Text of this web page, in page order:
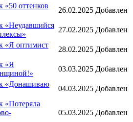
оттенков
26.02.2025 Добавлен
«Неудавшийся
27.02.2025 Добавлен
«Я оптимист
28.02.2025 Добавлен
«Я
03.03.2025 Добавлен
«Донашиваю
04.03.2025 Добавлен
«Потеряла
05.03.2025 Добавлен